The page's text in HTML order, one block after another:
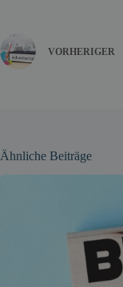
VORHERIGER
Ähnliche Beiträge